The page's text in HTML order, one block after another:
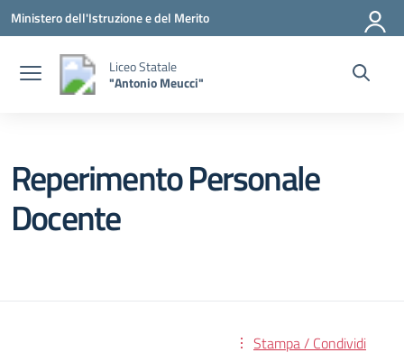
Vai ai contenuti
Vai al menu di navigazione
Vai al footer
Ministero dell'Istruzione e del Merito
Liceo Statale
"Antonio Meucci"
Reperimento Personale
Docente
Stampa / Condividi